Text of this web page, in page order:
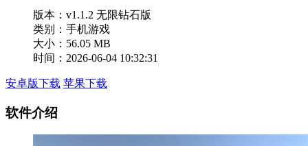
版本： v1.1.2 无限钻石版
类别：手机游戏
大小：56.05 MB
时间：2026-06-04 10:32:31
安卓版下载 苹果下载
软件介绍